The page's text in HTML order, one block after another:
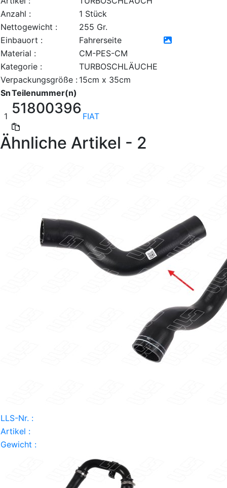
Anzahl :
1 Stück
Nettogewicht :
255 Gr.
Einbauort :
Fahrerseite
Material :
CM-PES-CM
Kategorie :
TURBOSCHLÄUCHE
Verpackungsgröße : 15cm x 35cm
SnTeilenummer(n)
1 51800396 FIAT
Ähnliche Artikel - 2
LLS-Nr. :
Artikel :
Gewicht :